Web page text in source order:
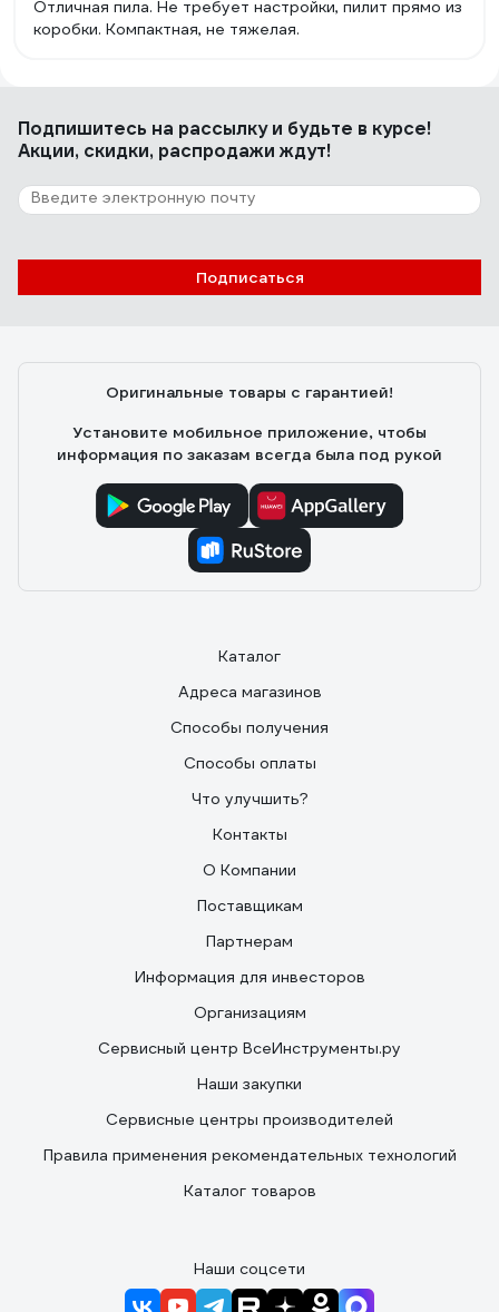
Отличная пила. Не требует настройки, пилит прямо из
коробки. Компактная, не тяжелая.
Подпишитесь на рассылкуи будьте в курсе!
Акции, скидки, распродажи ждут!
Подписаться
Оригинальные товары с гарантией!
Установите мобильное приложение, чтобы
информация по заказам всегда была под рукой
Каталог
Адреса магазинов
Способы получения
Способы оплаты
Что улучшить?
Контакты
О Компании
Поставщикам
Партнерам
Информация для инвесторов
Организациям
Сервисный центр ВсеИнструменты.ру
Наши закупки
Сервисные центры производителей
Правила применения рекомендательных технологий
Каталог товаров
Наши соцсети